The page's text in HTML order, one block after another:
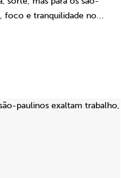
foco e tranquilidade no...